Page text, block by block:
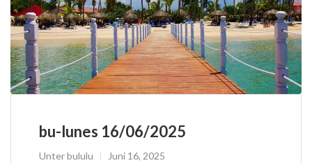
bu-lunes 16/06/2025
Unterbululu Juni 16, 2025